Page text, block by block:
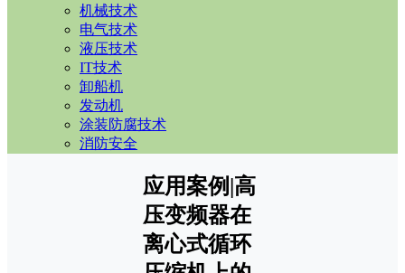
机械技术
电气技术
液压技术
IT技术
卸船机
发动机
涂装防腐技术
消防安全
应用案例|高
压变频器在
离心式循环